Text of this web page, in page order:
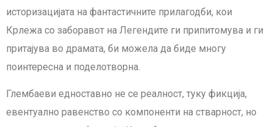
историзацијата на фантастичните прилагодби, кои
Крлежа со заборавот на Легендите ги припитомува и ги
притајува во драмата, би можела да биде многу
поинтересна и поделотворна.
Глембаеви едноставно не се реалност, туку фикција,
евентуално равенство со компоненти на стварност, но